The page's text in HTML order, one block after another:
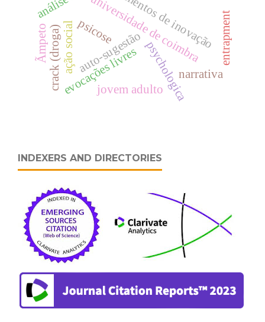
auto-sugestão
ação social universidade de coimbra
psychologicanarrativa
momentos de inovação entrapment
evocações livres
jovem adulto
crack (droga) psicose
Ãmpeto
INDEXERS AND DIRECTORIES